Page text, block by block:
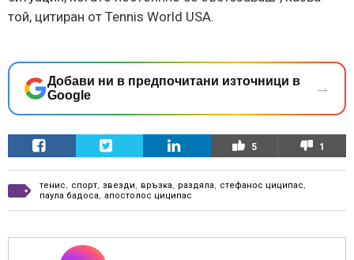
той, цитиран от Tennis World USA.
Добави ни в предпочитани източници в
Google
→
5 1
тенис спорт звезди връзка раздяла стефанос циципас
паула бадоса
апостолос циципас